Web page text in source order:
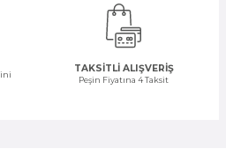
TAKSİTLİ ALIŞVERİŞ
Peşin Fiyatına 4 Taksit